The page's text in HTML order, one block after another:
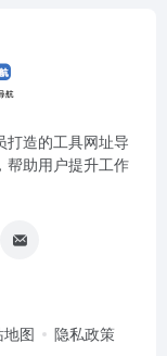
打造的工具网址导
帮助用户提升工作
地图 隐私政策